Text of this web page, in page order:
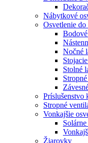
Nábytkové
Osvetlenie do
Nočné
Stolné
Príslušenstvo
Stropné
Vonkajšie
Žiarovky